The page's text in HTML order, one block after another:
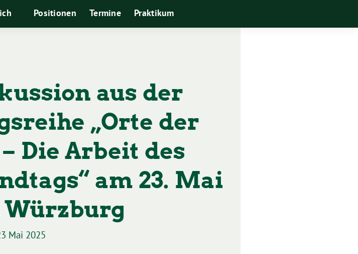
Positionen Termine Praktikum
aus der
„Orte der
Die Arbeit des
am 23. Mai
Würzburg
Mai 2025